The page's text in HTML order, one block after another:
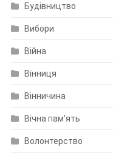
Будівництво
Вибори
Війна
Вінниця
Вінничина
Вічна пам'ять
Волонтерство